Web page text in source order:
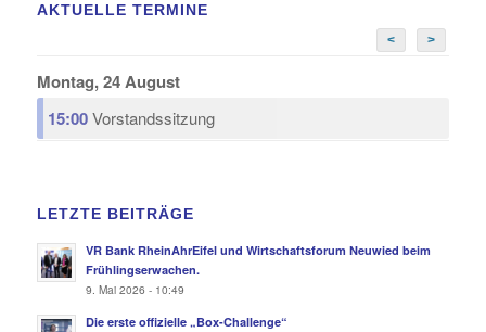
AKTUELLE TERMINE
< >
Montag, 24 August
15:00Vorstandssitzung
LETZTE BEITRÄGE
VR Bank RheinAhrEifel und Wirtschaftsforum Neuwied beim
Frühlingserwachen.
9. Mai 2026 - 10:49
Die erste offizielle „Box-Challenge“